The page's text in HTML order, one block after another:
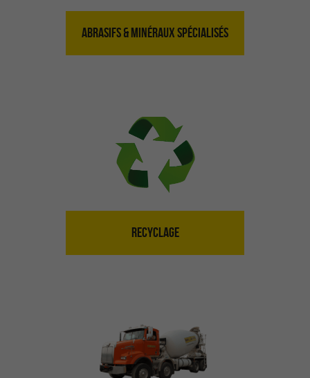
ABRASIFS & MINÉRAUX SPÉCIALISÉS
RECYCLAGE